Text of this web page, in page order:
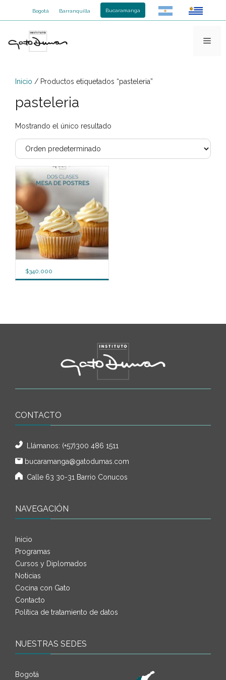
Bogotá Barranquilla Bucaramanga
Inicio / Productos etiquetados “pasteleria”
pasteleria
Mostrando el único resultado
$340,000
CONTACTO
Llámanos: (+57)300 486 1511
bucaramanga@gatodumas.com
Calle 63 30-31 Barrio Conucos
NAVEGACIÓN
Inicio
Programas
Cursos y Diplomados
Noticias
Cocina con Gato
Contacto
Política de tratamiento de datos
NUESTRAS SEDES
Bogotá